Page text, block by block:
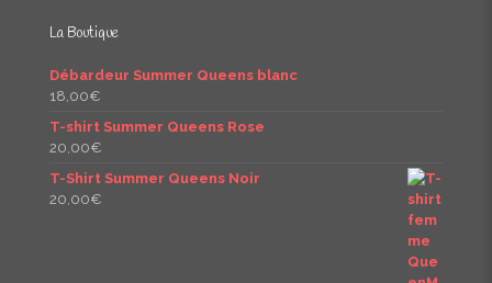
La Boutique
Débardeur Summer Queens blanc
18,00€
T-shirt Summer Queens Rose
20,00€
T-Shirt Summer Queens Noir
20,00€